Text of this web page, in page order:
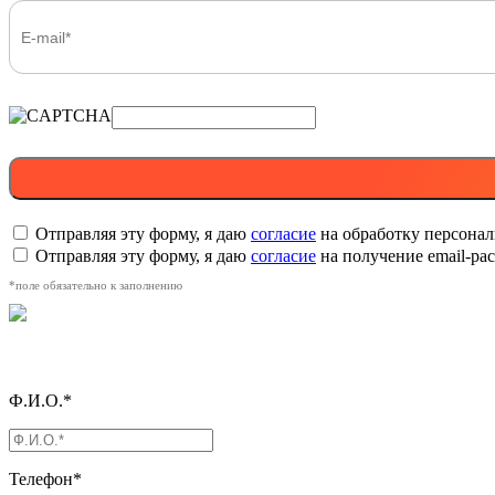
Отправляя эту форму, я даю согласие на обработку
Отправляя эту форму, я даю согласие на получение email-
*поле обязательно к заполнению
Ф.И.О.*
Телефон*